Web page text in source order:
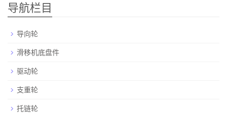
导航栏目
导向轮
滑移机底盘件
驱动轮
支重轮
托链轮